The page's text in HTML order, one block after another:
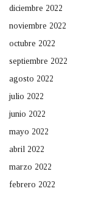
diciembre 2022
noviembre 2022
octubre 2022
septiembre 2022
agosto 2022
julio 2022
junio 2022
mayo 2022
abril 2022
marzo 2022
febrero 2022